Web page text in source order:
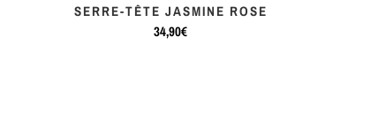
SERRE-TÊTE JASMINE ROSE
34,90€